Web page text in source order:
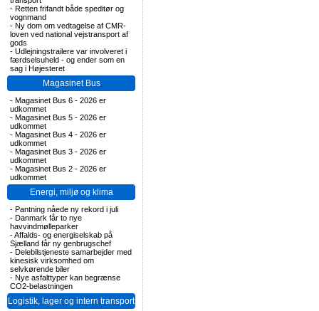
- Retten frifandt både speditør og
vognmand
- Ny dom om vedtagelse af CMR-
loven ved national vejstransport af
gods
- Udlejningstrailere var involveret i
færdselsuheld - og ender som en
sag i Højesteret
Magasinet Bus
- Magasinet Bus 6 - 2026 er
udkommet
- Magasinet Bus 5 - 2026 er
udkommet
- Magasinet Bus 4 - 2026 er
udkommet
- Magasinet Bus 3 - 2026 er
udkommet
- Magasinet Bus 2 - 2026 er
udkommet
Energi, miljø og klima
- Pantning nåede ny rekord i juli
- Danmark får to nye
havvindmølleparker
-Affalds- og energiselskab på
Sjælland får ny genbrugschef
- Delebilstjeneste samarbejder med
kinesisk virksomhed om
selvkørende biler
- Nye asfalttyper kan begrænse
CO2-belastningen
Logistik, lager og intern transport